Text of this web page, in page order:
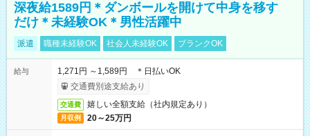
深夜給1589円＊ダンボールを開けて中身を移す
だけ＊未経験OK＊男性活躍中
派遣 職種未経験OK 社会人未経験OK ブランクOK
給与
1,271円 ～1,589円 ＊日払いOK
交通費別途支給あり
交通費 嬉しい全額支給（社内規定あり）
月収例 20～25万円